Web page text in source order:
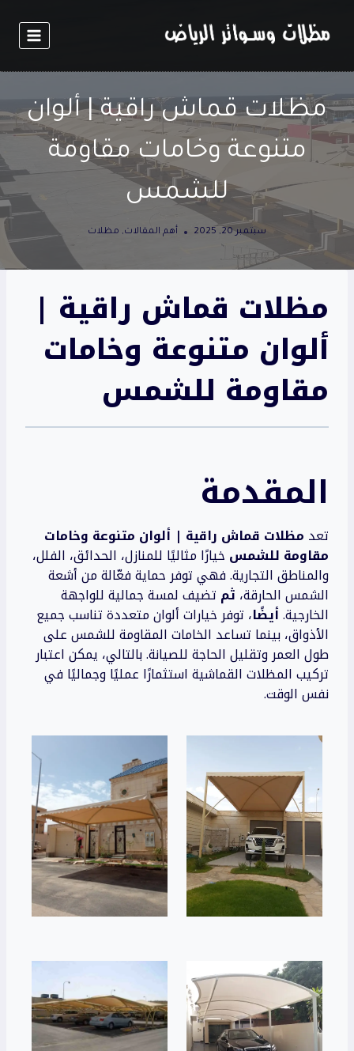
المحتوى
مظلات قماش راقية | ألوان
متنوعة وخامات مقاومة
للشمس
سبتمبر 20, 2025 أهم المقالات, مظلات
مظلات قماش راقية |
ألوان متنوعة وخامات
مقاومة للشمس
المقدمة
تعد مظلات قماش راقية | ألوان متنوعة وخامات
مقاومة للشمس خيارًا مثاليًا للمنازل، الحدائق، الفلل،
والمناطق التجارية. فهي توفر حماية فعّالة من أشعة
الشمس الحارقة، ثم تضيف لمسة جمالية للواجهة
الخارجية.أيضًا، توفر خيارات ألوان متعددة تناسب جميع
الأذواق، بينما تساعد الخامات المقاومة للشمس على
طول العمر وتقليل الحاجة للصيانة. بالتالي، يمكن اعتبار
تركيب المظلات القماشية استثمارًا عمليًا وجماليًا في
نفس الوقت.